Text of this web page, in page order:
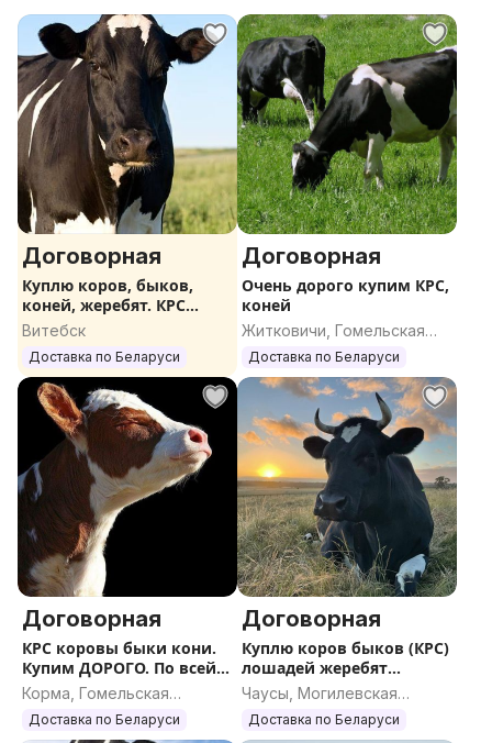
Договорная
Куплю коров, быков,
коней, жеребят. КРС
ДОРОГО
Витебск
Доставка по Беларуси
Договорная
Очень дорого купим КРС,
коней
Житковичи, Гомельская
область
Доставка по Беларуси
Договорная
КРС коровы быки кони.
Купим ДОРОГО. По всей
РБ
Корма, Гомельская
область
Доставка по Беларуси
Договорная
Куплю коров быков (КРС)
лошадей жеребят
ДОРОГО
Чаусы, Могилевская
область
Доставка по Беларуси